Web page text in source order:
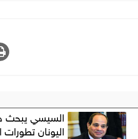
السيسي يبحث
اليونان تطورات